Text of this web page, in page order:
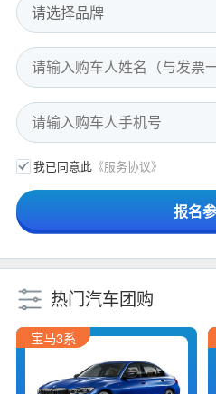
请选择品牌
我已同意此 《服务协议》
热门汽车团购
宝马3系